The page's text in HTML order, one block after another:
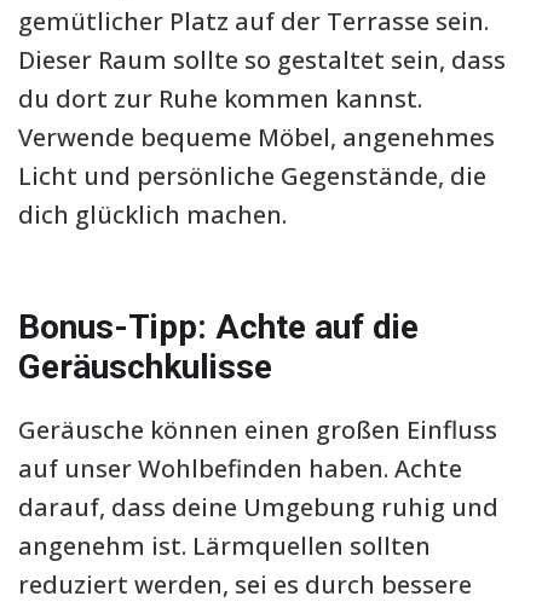
gemütlicher Platz auf der Terrasse sein.
Dieser Raum sollte so gestaltet sein, dass
du dort zur Ruhe kommen kannst.
Verwende bequeme Möbel, angenehmes
Licht und persönliche Gegenstände, die
dich glücklich machen.
Bonus-Tipp: Achte auf die
Geräuschkulisse
Geräusche können einen großen Einfluss
auf unser Wohlbefinden haben. Achte
darauf, dass deine Umgebung ruhig und
angenehm ist. Lärmquellen sollten
reduziert werden, sei es durch bessere